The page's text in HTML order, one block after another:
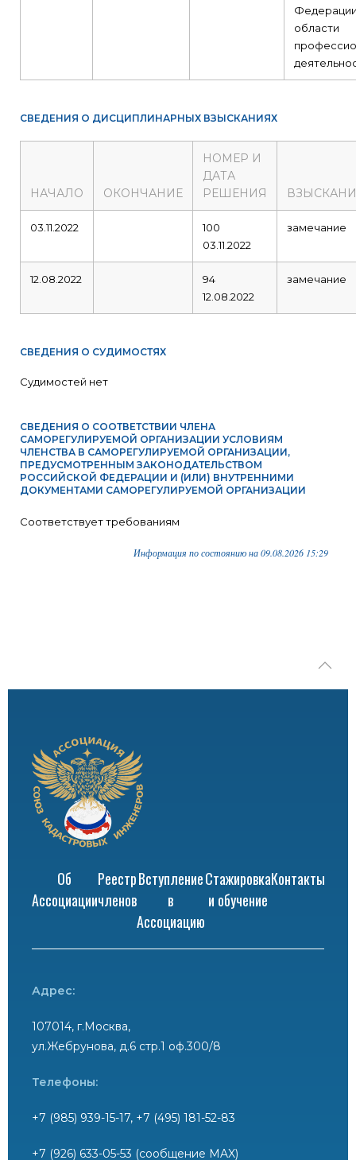
области
СВЕДЕНИЯ О ДИСЦИПЛИНАРНЫХ ВЗЫСКАНИЯХ
НАЧАЛО ОКОНЧАНИЕ
НОМЕР И
ДАТА
РЕШЕНИЯ
03.11.2022
100
03.11.2022
замечание
12.08.2022
94
12.08.2022
замечание
СВЕДЕНИЯ О СУДИМОСТЯХ
Судимостей нет
СВЕДЕНИЯ О СООТВЕТСТВИИ ЧЛЕНА
САМОРЕГУЛИРУЕМОЙ ОРГАНИЗАЦИИ УСЛОВИЯМ
ЧЛЕНСТВА В САМОРЕГУЛИРУЕМОЙ ОРГАНИЗАЦИИ,
ПРЕДУСМОТРЕННЫМ ЗАКОНОДАТЕЛЬСТВОМ
РОССИЙСКОЙ ФЕДЕРАЦИИ И (ИЛИ) ВНУТРЕННИМИ
ДОКУМЕНТАМИ САМОРЕГУЛИРУЕМОЙ ОРГАНИЗАЦИИ
Соответствует требованиям
Информация по состоянию на 09.08.2026 15:29
Об
Ассоциации
Реестр
членов
Вступление
в
Ассоциацию
Стажировка
и обучение
Контакты
Адрес:
107014, г.Москва,
ул.Жебрунова, д.6 стр.1 оф.300/8
Телефоны:
+7 (985) 939-15-17, +7 (495) 181-52-83
+7 (926) 633-05-53 (сообщение MAX)